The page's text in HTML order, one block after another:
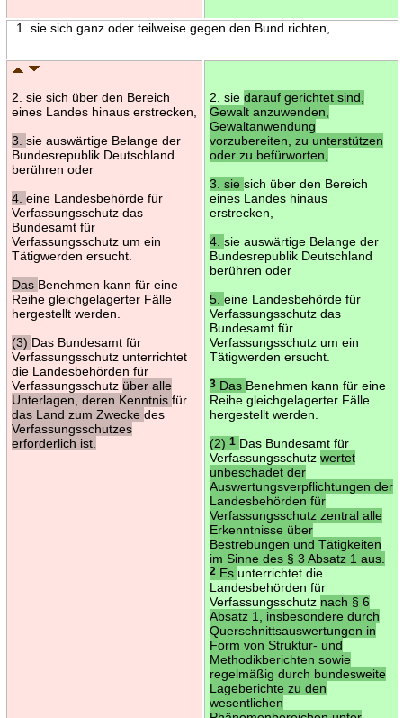
1. sie sich ganz oder teilweise gegen den Bund richten,
2. sie sich über den Bereich
eines Landes hinaus erstrecken,
3. sie auswärtige Belange der
Bundesrepublik Deutschland
berühren oder
4. eine Landesbehörde für
Verfassungsschutz das
Bundesamt für
Verfassungsschutz um ein
Tätigwerden ersucht.
Das Benehmen kann für eine
Reihe gleichgelagerter Fälle
hergestellt werden.
(3) Das Bundesamt für
Verfassungsschutz unterrichtet
die Landesbehörden für
Verfassungsschutz über alle
Unterlagen, deren Kenntnis für
das Land zum Zwecke des
Verfassungsschutzes
erforderlich ist.
2. sie darauf gerichtet sind,
Gewalt anzuwenden,
Gewaltanwendung
vorzubereiten, zu unterstützen
oder zu befürworten,
3. sie sich über den Bereich
eines Landes hinaus
erstrecken,
4. sie auswärtige Belange der
Bundesrepublik Deutschland
berühren oder
5. eine Landesbehörde für
Verfassungsschutz das
Bundesamt für
Verfassungsschutz um ein
Tätigwerden ersucht.
3Das Benehmen kann für eine
Reihe gleichgelagerter Fälle
hergestellt werden.
(2) 1 Das Bundesamt für
Verfassungsschutz wertet
unbeschadet der
Auswertungsverpflichtungen der
Landesbehörden für
Verfassungsschutz zentral alle
Erkenntnisse über
Bestrebungen und Tätigkeiten
im Sinne des § 3 Absatz 1 aus.
2Es unterrichtet die
Landesbehörden für
Verfassungsschutz nach § 6
Absatz 1, insbesondere durch
Querschnittsauswertungen in
Form von Struktur- und
Methodikberichten sowie
regelmäßig durch bundesweite
Lageberichte zu den
wesentlichen